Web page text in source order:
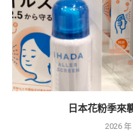
日本花粉季來
2026 年